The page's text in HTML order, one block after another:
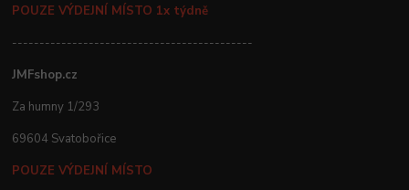
POUZE VÝDEJNÍ MÍSTO 1x týdně
--------------------------------------------
JMFshop.cz
Za humny 1/293
69604 Svatobořice
POUZE VÝDEJNÍ MÍSTO